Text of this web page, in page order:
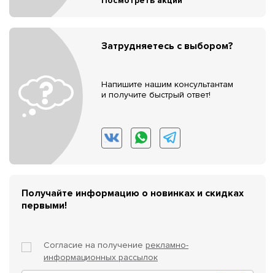
Затрудняетесь с выбором?
Напишите нашим консультантам
и получите быстрый ответ!
Получайте информацию о новинках и скидках
первыми!
Согласие на получение рекламно-
информационных рассылок